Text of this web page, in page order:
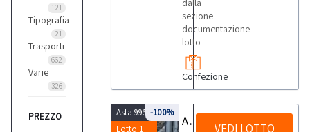
121
Tipografia
21
Trasporti
662
Varie
326
PREZZO
dalla
sezione
documentazione
lotto
Confezione
Asta 9958
Lotto 1
-100%
Attrezzatura industriale per stireria VEDI LOTTO